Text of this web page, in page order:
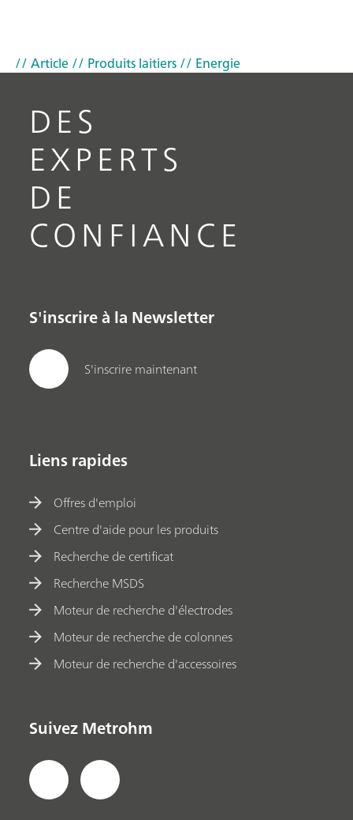
// Article// Produits laitiers// Energie
DES
EXPERTS
DE
CONFIANCE
S'inscrire à la Newsletter
S'inscrire maintenant
Liens rapides
Offres d'emploi
Centre d'aide pour les produits
Recherche de certificat
Recherche MSDS
Moteur de recherche d'électrodes
Moteur de recherche de colonnes
Moteur de recherche d'accessoires
Suivez Metrohm